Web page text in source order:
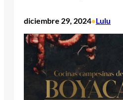
diciembre 29, 2024•Lulu